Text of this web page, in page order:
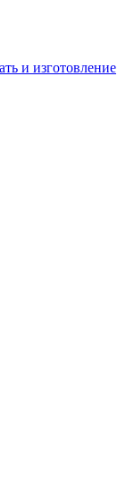
и изготовление